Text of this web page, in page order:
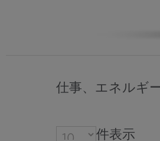
仕事、エネルギ
件表示